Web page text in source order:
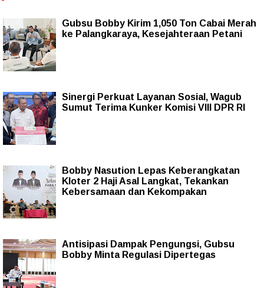
Gubsu Bobby Kirim 1,050 Ton Cabai Merah
ke Palangkaraya, Kesejahteraan Petani
Sinergi Perkuat Layanan Sosial, Wagub
Sumut Terima Kunker Komisi VIII DPR RI
Bobby Nasution Lepas Keberangkatan
Kloter 2 Haji Asal Langkat, Tekankan
Kebersamaan dan Kekompakan
Antisipasi Dampak Pengungsi, Gubsu
Bobby Minta Regulasi Dipertegas